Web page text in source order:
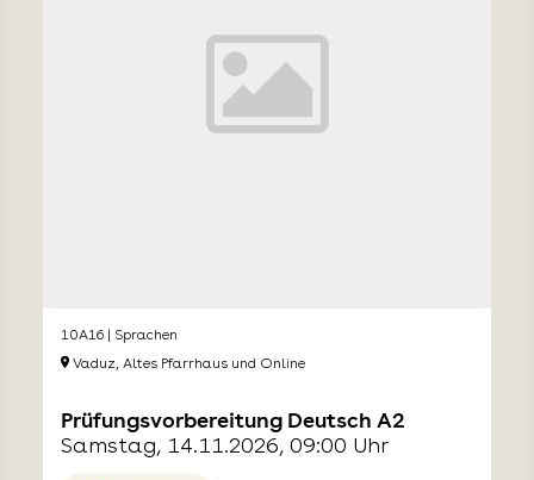
10A16 | Sprachen
Vaduz, Altes Pfarrhaus und Online
Prüfungsvorbereitung Deutsch A2
Samstag, 14.11.2026, 09:00 Uhr